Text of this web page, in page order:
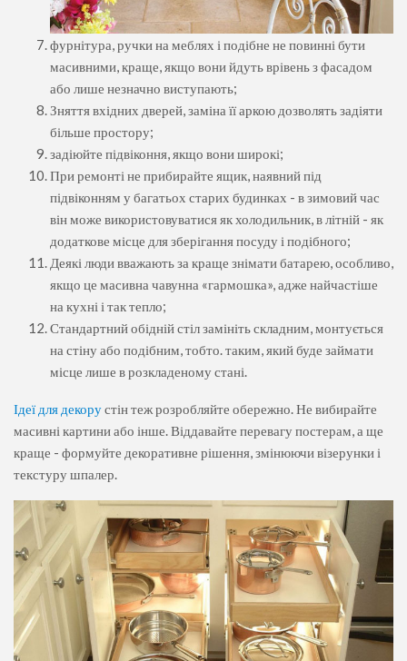
фурнітура, ручки на меблях і подібне не повинні бути
масивними, краще, якщо вони йдуть врівень з фасадом
або лише незначно виступають;
Зняття вхідних дверей, заміна її аркою дозволять задіяти
більше простору;
задіюйте підвіконня, якщо вони широкі;
При ремонті не прибирайте ящик, наявний під
підвіконням у багатьох старих будинках - в зимовий час
він може використовуватися як холодильник, в літній - як
додаткове місце для зберігання посуду і подібного;
Деякі люди вважають за краще знімати батарею, особливо,
якщо це масивна чавунна «гармошка», адже найчастіше
на кухні і так тепло;
Стандартний обідній стіл замініть складним, монтується
на стіну або подібним, тобто. таким, який буде займати
місце лише в розкладеному стані.
Ідеї ​​для декорустін теж розробляйте обережно. Не вибирайте
масивні картини або інше. Віддавайте перевагу постерам, а ще
краще - формуйте декоративне рішення, змінюючи візерунки і
текстуру шпалер.